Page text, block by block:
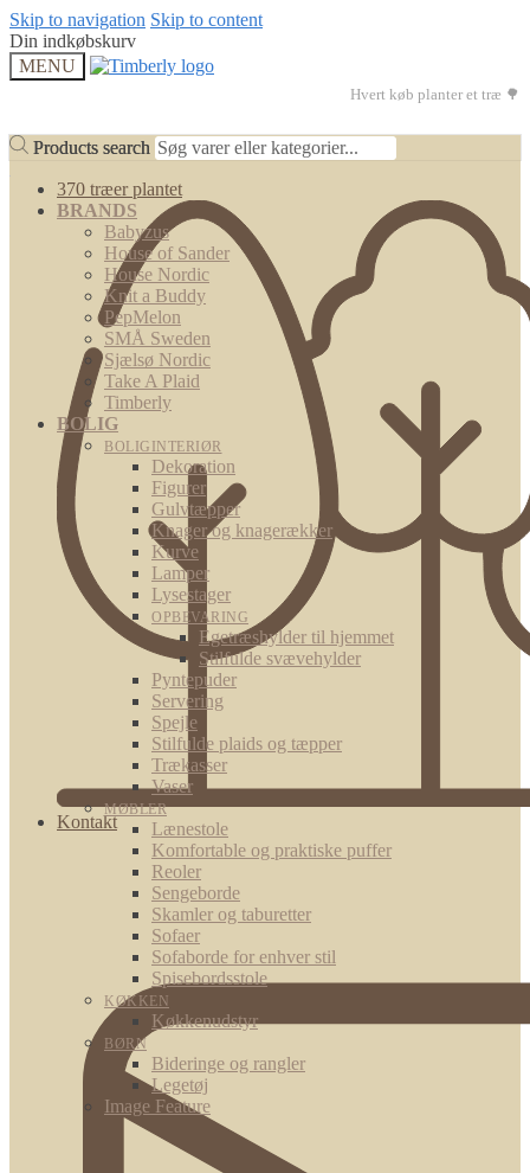
Skip to navigation Skip to content
Din indkøbskurv
MENU
Hvert køb planter et træ 🌳
Products search
370 træer plantet
Kontakt
Products search
BRANDS
Babyzus
House of Sander
House Nordic
Knit a Buddy
PepMelon
SMÅ Sweden
Sjælsø Nordic
Take A Plaid
Timberly
BOLIG
BOLIGINTERIØR
Dekoration
Figurer
Gulvtæpper
Knager og knagerækker
Kurve
Lamper
Lysestager
OPBEVARING
Egetræshylder til hjemmet
Stilfulde svævehylder
Pyntepuder
Servering
Spejle
Stilfulde plaids og tæpper
Trækasser
Vaser
MØBLER
Lænestole
Komfortable og praktiske puffer
Reoler
Sengeborde
Skamler og taburetter
Sofaer
Sofaborde for enhver stil
Spisebordsstole
KØKKEN
Køkkenudstyr
BØRN
Bideringe og rangler
Legetøj
Image Feature